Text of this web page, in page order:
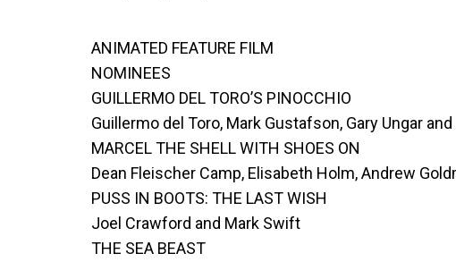
ANIMATED FEATURE FILM
NOMINEES
GUILLERMO DEL TORO’S PINOCCHIO
Guillermo del Toro, Mark Gustafson, Gary Ungar
MARCEL THE SHELL WITH SHOES ON
Dean Fleischer Camp, Elisabeth Holm, Andrew
PUSS IN BOOTS: THE LAST WISH
Joel Crawford and Mark Swift
THE SEA BEAST